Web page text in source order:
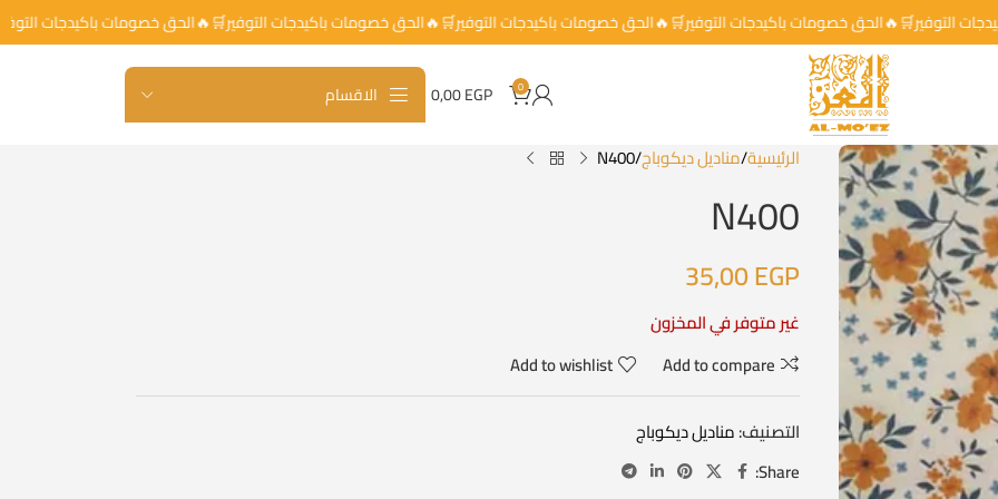
باكيدجات التوفير🛒🔥الحق خصومات باكيدجات التوفير🛒🔥الحق خصومات باكيدجات التوفير🛒🔥الحق خصومات باكيدجات التوفير🛒🔥الحق خصومات
0
0,00EGP الاقسام
الرئيسية مناديل ديكوباج N400
N400
35,00EGP
غير متوفر في المخزون
Add to compare
Add to wishlist
التصنيف:مناديل ديكوباج
Share: